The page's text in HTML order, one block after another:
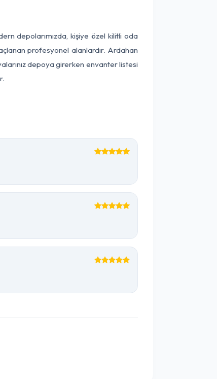
depolarımızda, kişiye özel kilitli oda
profesyonel alanlardır. Ardahan
depoya girerken envanter listesi